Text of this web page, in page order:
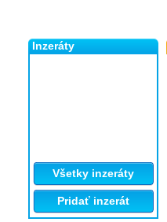
Inzeráty
Všetky inzeráty
Pridať inzerát